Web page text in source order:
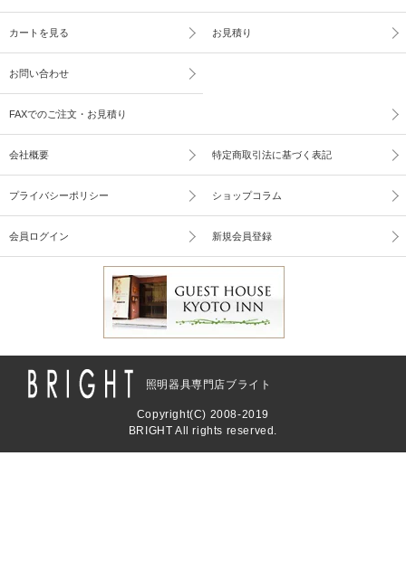
カートを見る お見積り
お問い合わせ
FAXでのご注文・お見積り
会社概要 特定商取引法に基づく表記
プライバシーポリシー ショップコラム
会員ログイン 新規会員登録
照明器具専門店ブライト
Copyright(C) 2008-2019
BRIGHT All rights reserved.